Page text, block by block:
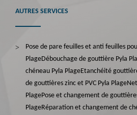
AUTRES SERVICES
Pose de pare feuilles et anti feuilles
PlageDébouchage de gouttière Pyla
chéneau Pyla PlageEtanchéité
de gouttières zinc et PVC Pyla Plage
PlagePose et changement de
PlageRéparation et changement de